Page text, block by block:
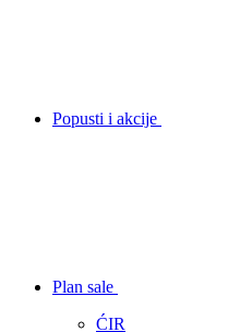
Popusti i akcije
Plan sale
ĆIR